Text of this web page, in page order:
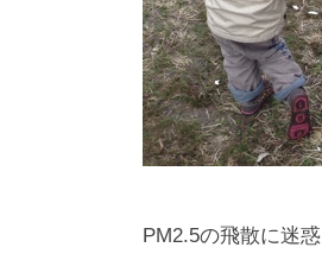
PM2.5の飛散に迷